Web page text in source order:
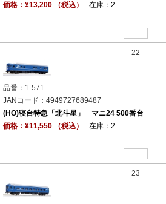
価格：¥13,200 （税込）
在庫：2
22
品番：1-571
JANコード：4949727689487
(HO)寝台特急「北斗星」 マニ24 500番台
価格：¥11,550 （税込）
在庫：2
23